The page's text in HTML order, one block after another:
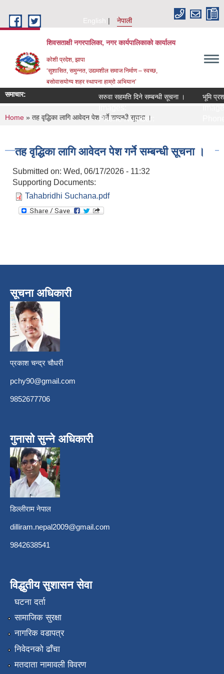
English
नेपाली
शिवसताक्षी नगरपालिका, नगर कार्यपालिकाकाे कार्यालय
कोशी प्रदेश, झापा
‘सुशासित, समुन्‍नत, उद्यमशील समाज निर्माण – स्वच्छ,
बसोवासयोग्य शहर स्थापना हाम्रो अभियान’
समाचार: सरुवा सहमति दिने सम्बन्धी सूचना ।
Phone Number:
भूमि
You are here
Home » तह वृद्धिका लागि आवेदन पेश गर्ने सम्बन्धी सूचना ।
तह वृद्धिका लागि आवेदन पेश गर्ने सम्बन्धी सूचना ।
Submitted on: Wed, 06/17/2026 - 11:32
Supporting Documents:
Tahabridhi Suchana.pdf
सूचना अधिकारी
प्रकाश चन्द्र चौधरी
pchy90@gmail.com
9852677706
गुनासो सुन्ने अधिकारी
डिल्लीराम नेपाल
dilliram.nepal2009@gmail.com
9842638541
विद्धुतीय सुशासन सेवा
घटना दर्ता
सामाजिक सुरक्षा
नागरिक वडापत्र
निवेदनको ढाँचा
मतदाता नामावली विवरण